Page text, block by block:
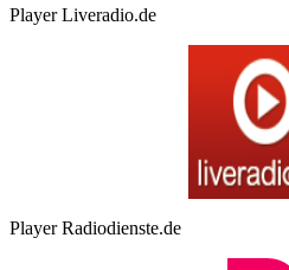
Player Liveradio.de
Player Radiodienste.de